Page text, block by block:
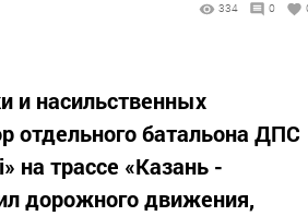
334 0
и насильственных
отдельного батальона ДПС
трассе «Казань -
дорожного движения,